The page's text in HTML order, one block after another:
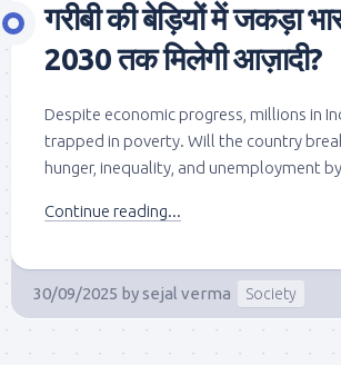
गरीबी की बेड़ियों में जकड़ा
2030 तक मिलेगी आज़ादी?
Despite economic progress, millions in
trapped in poverty. Will the country
hunger, inequality, and unemployment
Continue reading...
30/09/2025 bysejal verma Society